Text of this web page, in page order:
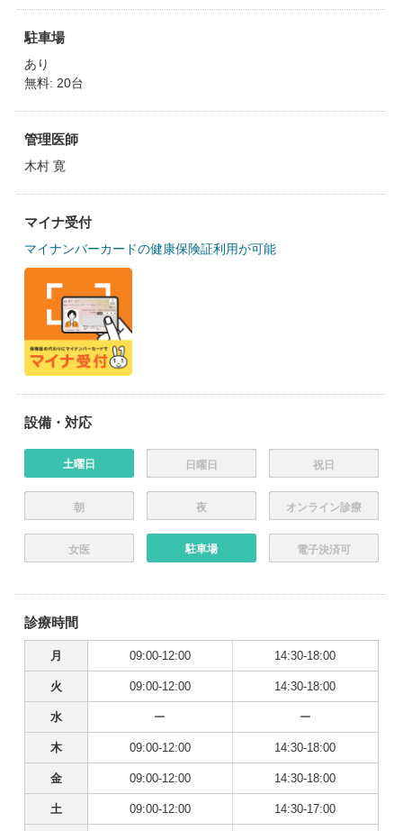
駐車場
あり
無料: 20台
管理医師
木村 寛
マイナ受付
マイナンバーカードの健康保険証利用が可能
設備・対応
土曜日 日曜日 祝日
朝 夜 オンライン診療
女医 駐車場 電子決済可
診療時間
月 09:00-12:00 14:30-18:00
火 09:00-12:00 14:30-18:00
水 ー ー
木 09:00-12:00 14:30-18:00
金 09:00-12:00 14:30-18:00
土 09:00-12:00 14:30-17:00